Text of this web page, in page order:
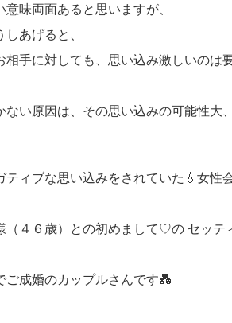
味両面あると思いますが、
しあげると、
相手に対しても、思い込み激しいの
ない原因は、その思い込みの可能性
ティブな思い込みをされていた💧女
（４６歳）との初めまして♡の セ
ご成婚のカップルさんです💑